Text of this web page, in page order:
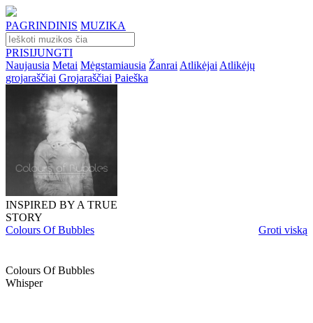
PAGRINDINIS MUZIKA
PRISIJUNGTI
Naujausia Metai Mėgstamiausia Žanrai Atlikėjai Atlikėjų
grojaraščiai Grojaraščiai Paieška
INSPIRED BY A TRUE
STORY
Colours Of Bubbles
Groti viską
Colours Of Bubbles
Whisper